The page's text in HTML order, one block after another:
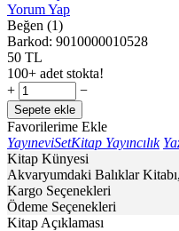
Yorum Yap
Beğen (1)
Barkod: 9010000010528
50 TL
100+ adet stokta!
+
−
Sepete ekle
Favorilerime Ekle
YayıneviSetKitap Yayıncılık
Kitap Künyesi
Akvaryumdaki Balıklar
Kargo Seçenekleri
Ödeme Seçenekleri
Kitap Açıklaması